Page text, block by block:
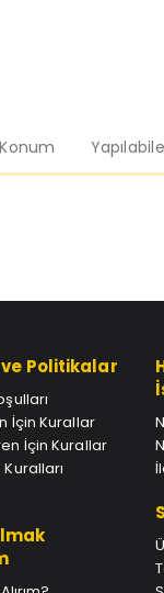
Politikalar
İçin Kurallar
İçin Kurallar